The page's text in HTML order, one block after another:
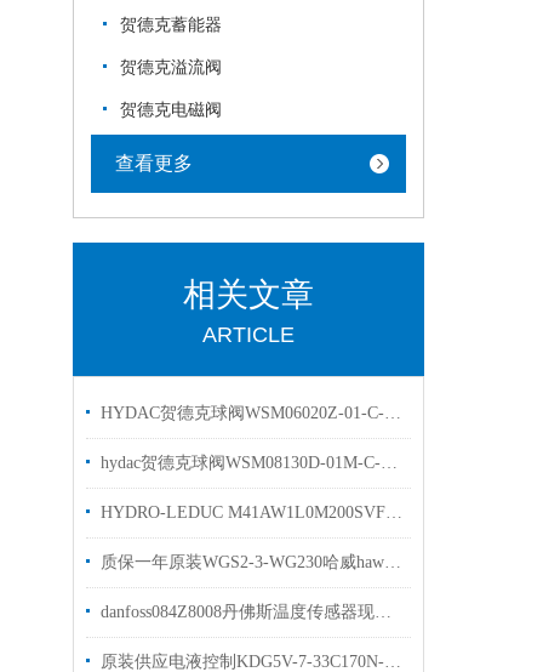
贺德克蓄能器
贺德克溢流阀
贺德克电磁阀
查看更多
相关文章
ARTICLE
HYDAC贺德克球阀WSM06020Z-01-C-N-24DG现货原装
hydac贺德克球阀WSM08130D-01M-C-N现货
HYDRO-LEDUC M41AW1L0M200SVF力度克液压马达简介
质保一年原装WGS2-3-WG230哈威hawe换向阀
danfoss084Z8008丹佛斯温度传感器现货出售MBT 5250-0000-150-220
原装供应电液控制KDG5V-7-33C170N-E-M-U威格士比例阀